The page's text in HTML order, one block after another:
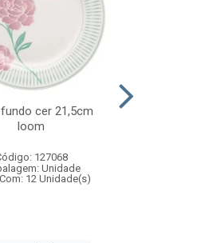
cer 21,5cm
loom
127068
Unidade
12 Unidade(s)